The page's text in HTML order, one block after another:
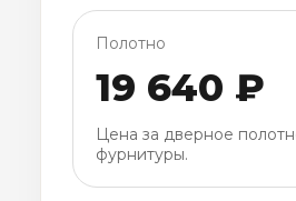
Полотно
19 640 ₽
Цена за дверное
фурнитуры.